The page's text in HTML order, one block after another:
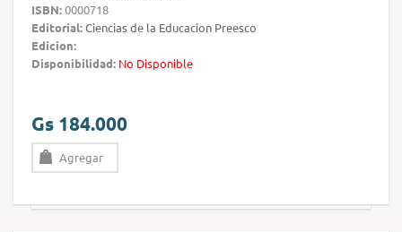
ISBN:0000718
Editorial:Ciencias de la Educacion Preesco
Edicion:
Disponibilidad: No Disponible
Gs 184.000
Agregar